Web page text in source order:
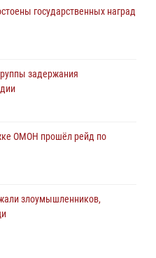
заседание
государственных наград
задержания
ОМОН прошёл рейд по
злоумышленников,